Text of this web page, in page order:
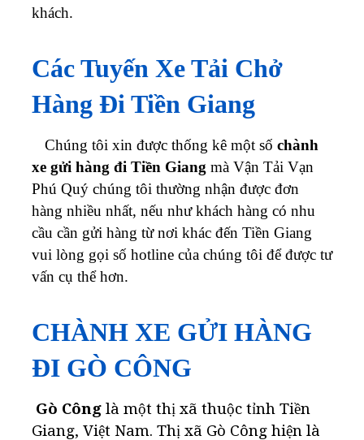
khách.
Các Tuyến Xe Tải Chở
Hàng Đi Tiền Giang
Chúng tôi xin được thống kê một số chành
xe gửi hàng đi Tiền Giang mà Vận Tải Vạn
Phú Quý chúng tôi thường nhận được đơn
hàng nhiều nhất, nếu như khách hàng có nhu
cầu cần gửi hàng từ nơi khác đến Tiền Giang
vui lòng gọi số hotline của chúng tôi để được tư
vấn cụ thể hơn.
CHÀNH XE GỬI HÀNG
ĐI GÒ CÔNG
Gò Công là một thị xã thuộc tỉnh Tiền
Giang, Việt Nam. Thị xã Gò Công hiện là